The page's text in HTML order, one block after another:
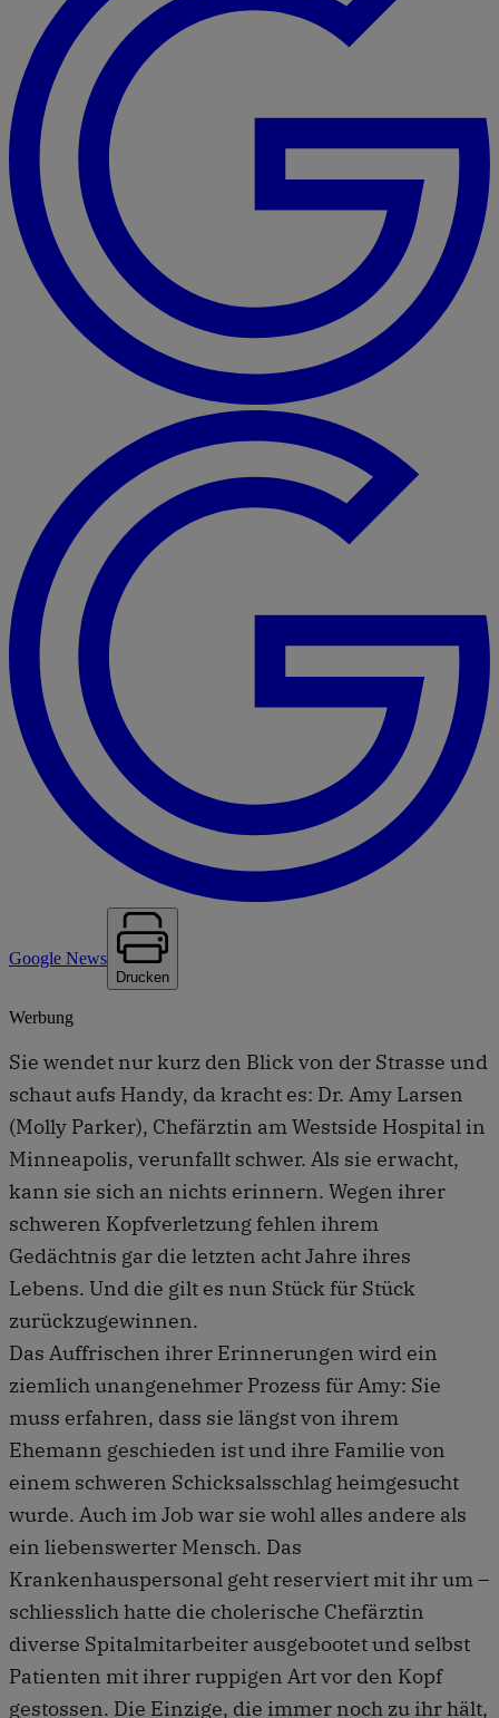
Google News
Drucken
Werbung
Sie wendet nur kurz den Blick von der Strasse und
schaut aufs Handy, da kracht es: Dr. Amy Larsen
(Molly Parker), Chefärztin am Westside Hospital in
Minneapolis, verunfallt schwer. Als sie erwacht,
kann sie sich an nichts erinnern. Wegen ihrer
schweren Kopfverletzung fehlen ihrem
Gedächtnis gar die letzten acht Jahre ihres
Lebens. Und die gilt es nun Stück für Stück
zurückzugewinnen.
Das Auffrischen ihrer Erinnerungen wird ein
ziemlich unangenehmer Prozess für Amy: Sie
muss erfahren, dass sie längst von ihrem
Ehemann geschieden ist und ihre Familie von
einem schweren Schicksalsschlag heimgesucht
wurde. Auch im Job war sie wohl alles andere als
ein liebenswerter Mensch. Das
Krankenhauspersonal geht reserviert mit ihr um –
schliesslich hatte die cholerische Chefärztin
diverse Spitalmitarbeiter ausgebootet und selbst
Patienten mit ihrer ruppigen Art vor den Kopf
gestossen. Die Einzige, die immer noch zu ihr hält,